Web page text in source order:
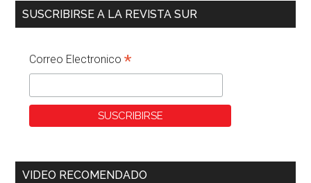
SUSCRIBIRSE A LA REVISTA SUR
Correo Electronico*
VIDEO RECOMENDADO